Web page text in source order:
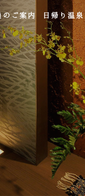
のご案内 日帰り温泉